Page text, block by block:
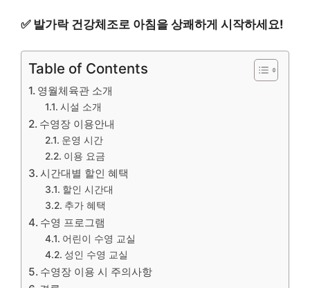
✅ 발가락 건강체조로 아침을 상쾌하게 시작하세요!
Table of Contents
영월체육관 소개
시설 소개
수영장 이용안내
운영 시간
이용 요금
시간대별 할인 혜택
할인 시간대
추가 혜택
수영 프로그램
어린이 수영 교실
성인 수영 교실
수영장 이용 시 주의사항